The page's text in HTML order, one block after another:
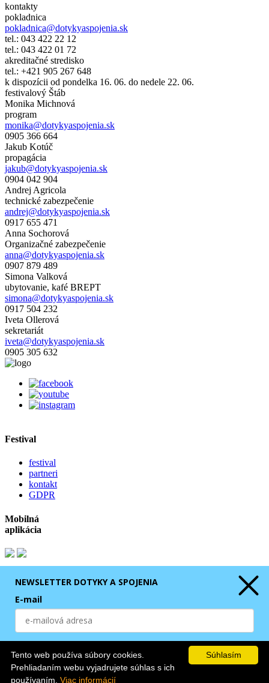
kontakty
pokladnica
pokladnica@dotykyaspojenia.sk
tel.: 043 422 22 12
tel.: 043 422 01 72
akreditačné stredisko
tel.: +421 905 267 648
k dispozícii od pondelka 16. 06. do nedele 22. 06.
festivalový Štáb
Monika Michnová
program
monika@dotykyaspojenia.sk
0905 366 664
Jakub Kotúč
propagácia
jakub@dotykyaspojenia.sk
0904 042 904
Andrej Agricola
technické zabezpečenie
andrej@dotykyaspojenia.sk
0917 655 471
Anna Sochorová
Organizačné zabezpečenie
anna@dotykyaspojenia.sk
0907 879 489
Simona Valková
ubytovanie, kafé BREPT
simona@dotykyaspojenia.sk
0917 504 232
Iveta Ollerová
sekretariát
iveta@dotykyaspojenia.sk
0905 305 632
Festival
festival
partneri
kontakt
GDPR
Mobilná
aplikácia
Súhlasím sGDPR
Súhlasím
Tento web používa súbory cookies.
Prehliadaním webu vyjadrujete súhlas s ich
používaním. Viac informácií
NEWSLETTER DOTYKY A SPOJENIA
E-mail
ODOBERAŤ